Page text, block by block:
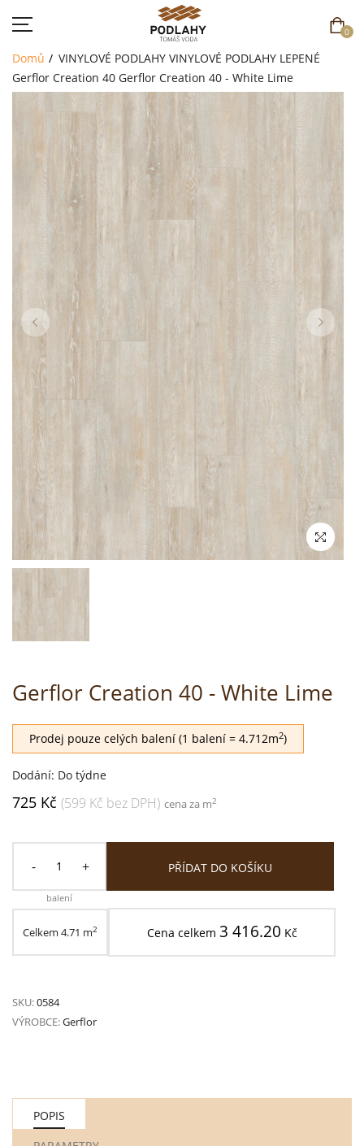
0
SORTIMENT
CENÍK
REFERENCE
SOUTĚŽ
KONTAKT
Domů VINYLOVÉ PODLAHY VINYLOVÉ PODLAHY LEPENÉ
Gerflor Creation 40 Gerflor Creation 40 - White Lime
Gerflor Creation 40 - White Lime
Prodej pouze celých balení (1 balení = 4.712m2)
Dodání: Do týdne
725 Kč (599 Kč bez DPH) cena za m2
- +
balení
PŘÍDAT DO KOŠÍKU
Celkem 4.71 m2 Cena celkem 3 416.20 Kč
SKU:0584
VÝROBCE:Gerflor
POPIS